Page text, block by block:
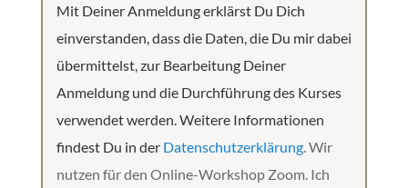
Mit Deiner Anmeldung erklärst Du Dich
einverstanden, dass die Daten, die Du mir dabei
übermittelst, zur Bearbeitung Deiner
Anmeldung und die Durchführung des Kurses
verwendet werden. Weitere Informationen
findest Du in der Datenschutzerklärung. Wir
nutzen für den Online-Workshop Zoom. Ich